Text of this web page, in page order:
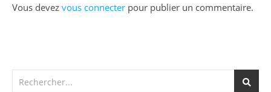
Vous devez vous connecter pour publier un commentaire.